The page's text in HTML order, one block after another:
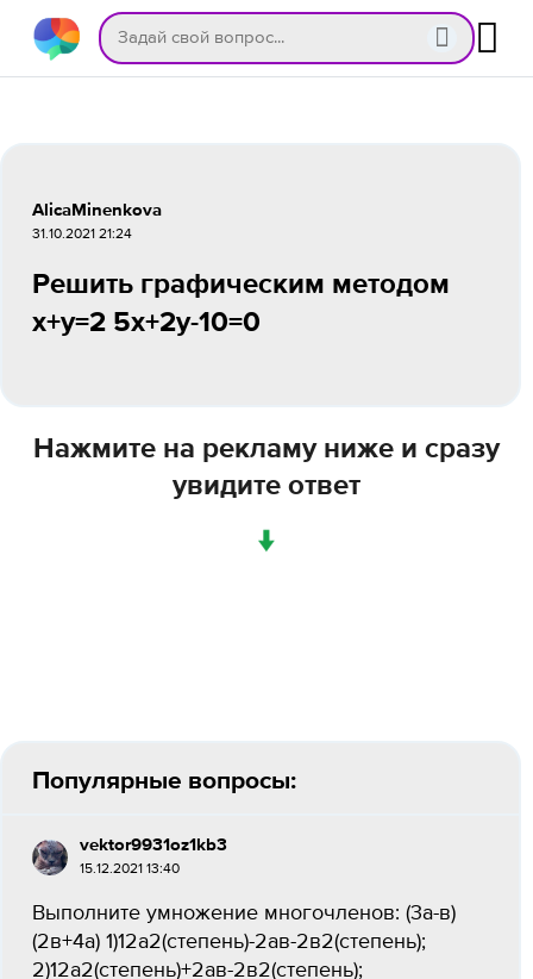
AlicaMinenkova
31.10.2021 21:24
Решить графическим методом
х+y=2 5x+2y-10=0
Нажмите на рекламу ниже и сразу
увидите ответ
↓
Популярные вопросы:
vektor9931oz1kb3
15.12.2021 13:40
Выполните умножение многочленов: (3а-в)
(2в+4а) 1)12а2(степень)-2ав-2в2(степень);
2)12а2(степень)+2ав-2в2(степень);